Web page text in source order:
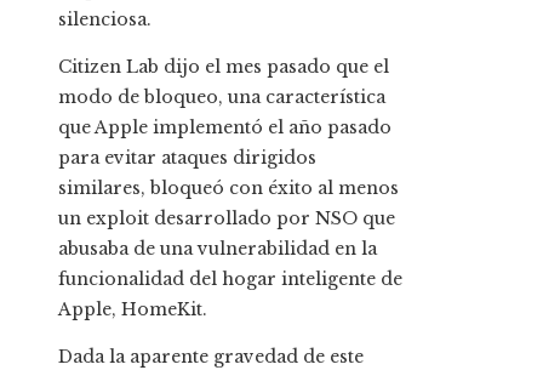
silenciosa.
Citizen Lab dijo el mes pasado que el
modo de bloqueo, una característica
que Apple implementó el año pasado
para evitar ataques dirigidos
similares, bloqueó con éxito al menos
un exploit desarrollado por NSO que
abusaba de una vulnerabilidad en la
funcionalidad del hogar inteligente de
Apple, HomeKit.
Dada la aparente gravedad de este